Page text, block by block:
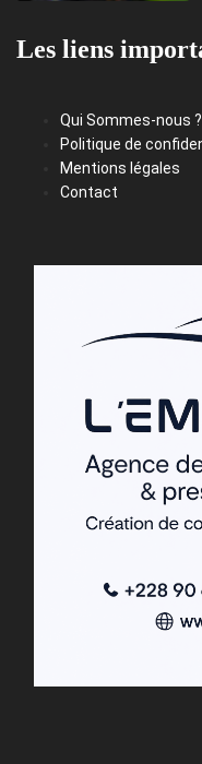
Les liens
Qui Sommes-nous ?
Politique de
Mentions légales
Contact